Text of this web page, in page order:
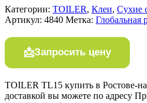
Категории: TOILER, Клеи, Сухие
Артикул: 4840 Метка: Глобальная
Запросить цену
TOILER TL15 купить в Ростове-
доставкой вы можете по адресу